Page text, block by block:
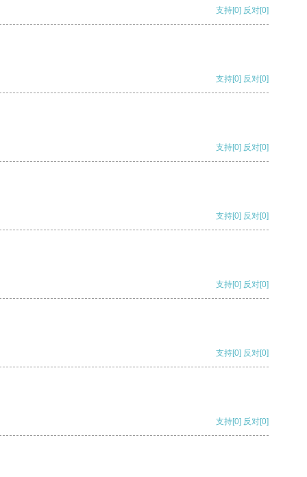
支持[0] 反对[0]
支持[0] 反对[0]
支持[0] 反对[0]
支持[0] 反对[0]
支持[0] 反对[0]
支持[0] 反对[0]
支持[0] 反对[0]